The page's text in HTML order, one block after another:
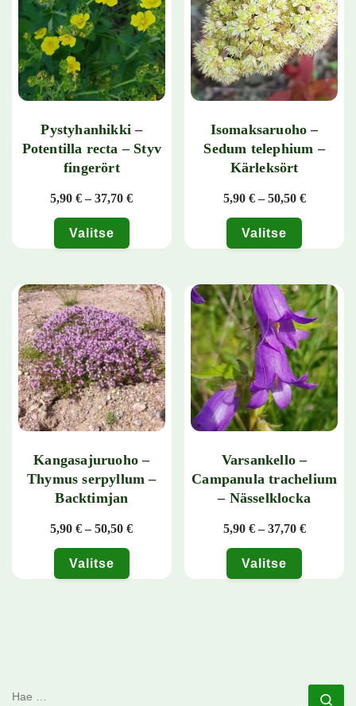
Pystyhanhikki –
Potentilla recta – Styv
fingerört
5,90€ – 37,70€Hintaluokka: 5,90 € - 37,70 €
Valitse
Isomaksaruoho –
Sedum telephium –
Kärleksört
5,90 € – 50,50 €
Valitse
Kangasajuruoho –
Thymus serpyllum –
Backtimjan
5,90€ – 50,50€Hintaluokka: 5,90 € - 50,50 €
Valitse
Varsankello –
Campanula trachelium
– Nässelklocka
5,90 € – 37,70 €
Valitse
HAE